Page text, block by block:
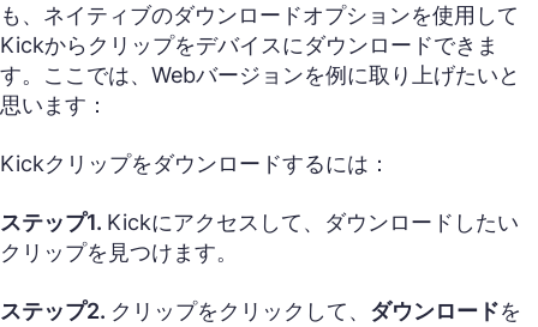
も、ネイティブのダウンロードオプションを使用して
Kickからクリップをデバイスにダウンロードできま
す。ここでは、Webバージョンを例に取り上げたいと
思います：
Kickクリップをダウンロードするには：
ステップ1. Kickにアクセスして、ダウンロードしたい
クリップを見つけます。
ステップ2. クリップをクリックして、 ダウンロードを